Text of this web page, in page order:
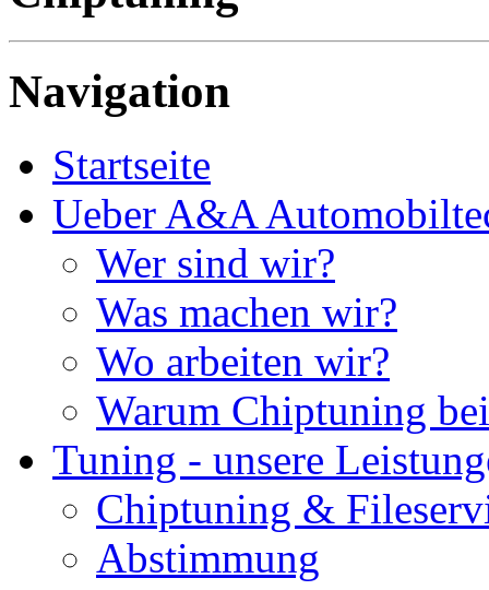
Navigation
Startseite
Ueber A&A
Wer sind wir?
Was machen wir?
Wo arbeiten wir?
Warum Chiptuning
Tuning - unsere
Chiptuning &
Abstimmung